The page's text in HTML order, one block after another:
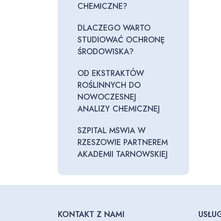
CHEMICZNE?
DLACZEGO WARTO
STUDIOWAĆ OCHRONĘ
ŚRODOWISKA?
OD EKSTRAKTÓW
ROŚLINNYCH DO
NOWOCZESNEJ
ANALIZY CHEMICZNEJ
SZPITAL MSWIA W
RZESZOWIE PARTNEREM
AKADEMII TARNOWSKIEJ
KONTAKT Z NAMI